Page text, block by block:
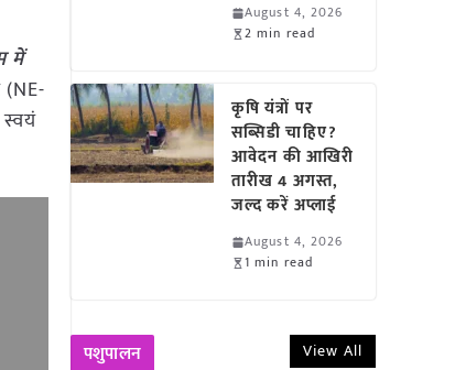
में
(NE-
स्वयं
August 4, 2026
2 min read
कृषि यंत्रों पर
सब्सिडी चाहिए?
आवेदन की आखिरी
तारीख 4 अगस्त,
जल्द करें अप्लाई
August 4, 2026
1 min read
पशुपालन View All